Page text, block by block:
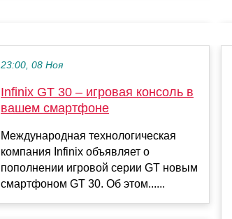
23:00, 08 Ноя
Infinix GT 30 – игровая консоль в
вашем смартфоне
Международная технологическая
компания Infinix объявляет о
пополнении игровой серии GT новым
смартфоном GT 30. Об этом......